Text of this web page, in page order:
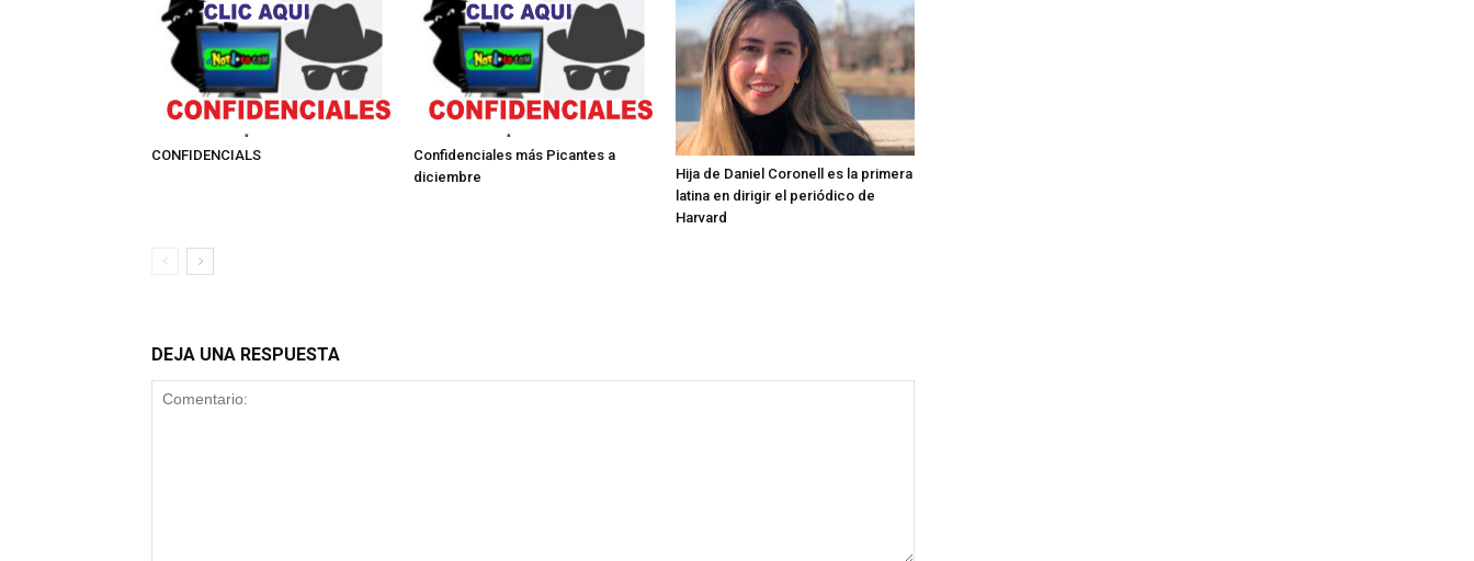
CONFIDENCIALS
Confidenciales más Picantes a
diciembre
Hija de Daniel Coronell es la primera
latina en dirigir el periódico de
Harvard
DEJA UNA RESPUESTA